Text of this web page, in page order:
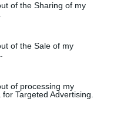
of the Sharing of my
of the Sale of my
of processing my
Targeted Advertising.
Πολιτισμού και άλλων
μια επιστολή της
ελληνικό φαγητό που
κι εμείς δεν το